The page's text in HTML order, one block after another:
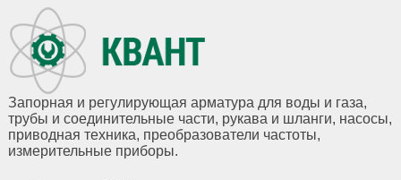
Запорная и регулирующая арматура для воды и газа,
трубы и соединительные части, рукава и шланги, насосы,
приводная техника, преобразователи частоты,
измерительные приборы.